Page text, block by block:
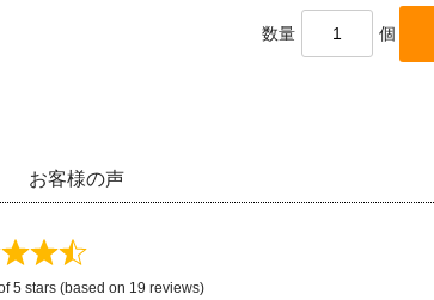
数量 個
お客様の声
5 stars (based on 19 reviews)